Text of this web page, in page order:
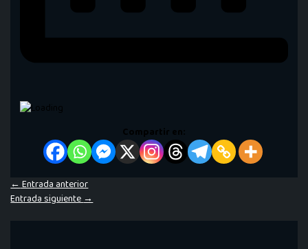
Compartir en:
←Entrada anterior
Entrada siguiente→